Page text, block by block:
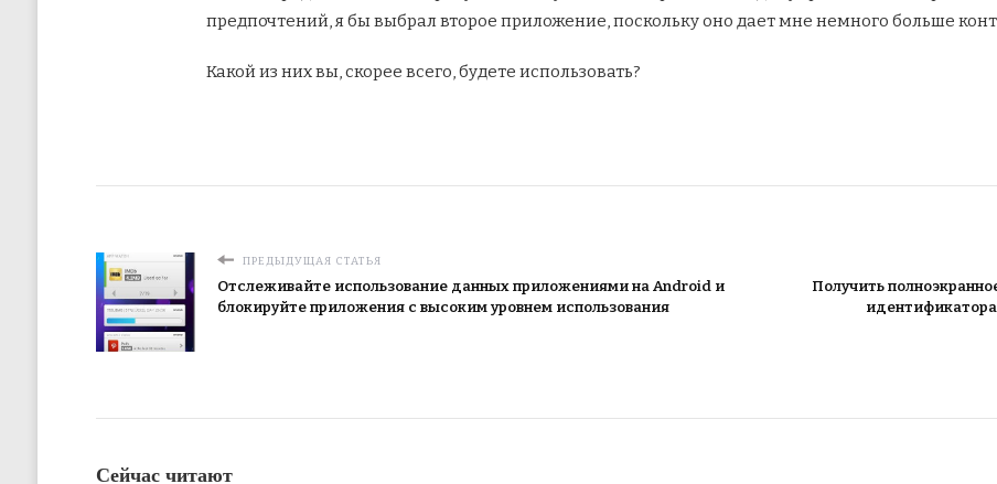
предпочтений, я бы выбрал второе приложение, поскольку оно дает мне немного больше
Какой из них вы, скорее всего, будете использовать?
ПРЕДЫДУЩАЯ СТАТЬЯ
Отслеживайте использование данных приложениями на Android и
блокируйте приложения с высоким уровнем использования
Получить
Сейчас читают